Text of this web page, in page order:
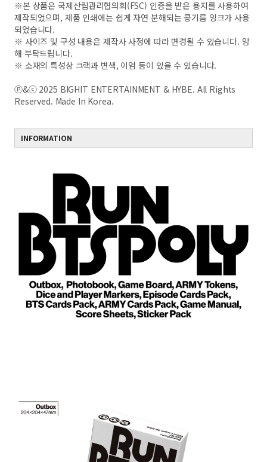
※본 상품은 국제산림관리협의회(FSC) 인증을 받은 용지를 사용하여
제작되었으며, 제품 인쇄에는 쉽게 자연 분해되는 콩기름 잉크가 사용
되었습니다.
※ 사이즈 및 구성 내용은 제작사 사정에 따라 변경될 수 있습니다. 양
해 부탁드립니다.
※ 소재의 특성상 크랙과 변색, 이염 등이 있을 수 있습니다.
ⓟ&ⓒ 2025 BIGHIT ENTERTAINMENT & HYBE. All Rights
Reserved. Made In Korea.
INFORMATION